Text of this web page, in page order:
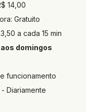
14,00
Gratuito
a cada 15 min
domingos
funcionamento
- Diariamente